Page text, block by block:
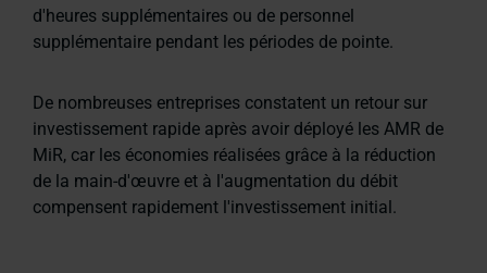
d'heures supplémentaires ou de personnel
supplémentaire pendant les périodes de pointe.
De nombreuses entreprises constatent un retour sur
investissement rapide après avoir déployé les AMR de
MiR, car les économies réalisées grâce à la réduction
de la main-d'œuvre et à l'augmentation du débit
compensent rapidement l'investissement initial.